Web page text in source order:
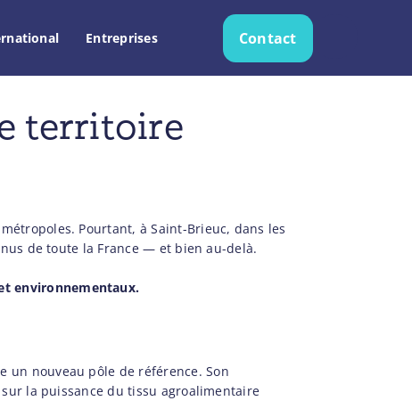
Entreprises Contact
territoire
Pourtant, à Saint-Brieuc, dans les
de toute la France — et bien au-delà.
environnementaux.
un nouveau pôle de référence. Son
la puissance du tissu agroalimentaire